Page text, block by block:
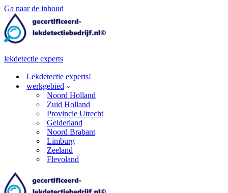
Ga naar de inhoud
lekdetectie experts
Lekdetectie experts!
werkgebied
Noord Holland
Zuid Holland
Provincie Utrecht
Gelderland
Noord Brabant
Limburg
Zeeland
Flevoland